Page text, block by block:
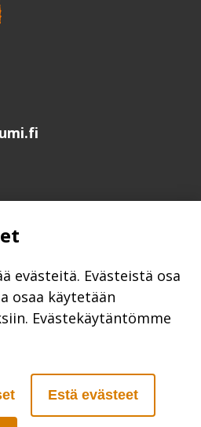
evästeitä. Evästeistä osa
osaa käytetään
Evästekäytäntömme
Estä evästeet